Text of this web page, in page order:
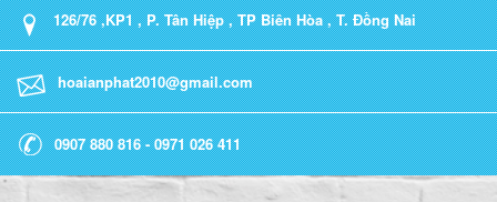
126/76 ,KP1 , P. Tân Hiệp , TP Biên Hòa , T. Đồng Nai
hoaianphat2010@gmail.com
0907 880 816 - 0971 026 411